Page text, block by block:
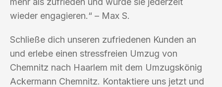
wieder engagieren.“ – Max S.
Schließe dich unseren zufriedenen Kunden an
und erlebe einen stressfreien Umzug von
Chemnitz nach Haarlem mit dem Umzugskönig
Ackermann Chemnitz. Kontaktiere uns jetzt und